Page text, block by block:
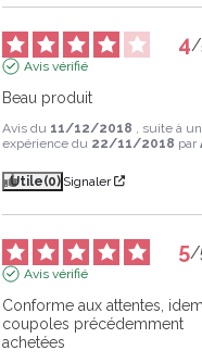
4/
Avis vérifié
Beau produit
Avis du 11/12/2018 , suite à
expérience du 22/11/2018 par
Utile(0) Signaler
5/
Avis vérifié
Conforme aux attentes,
coupoles précédemment
achetées